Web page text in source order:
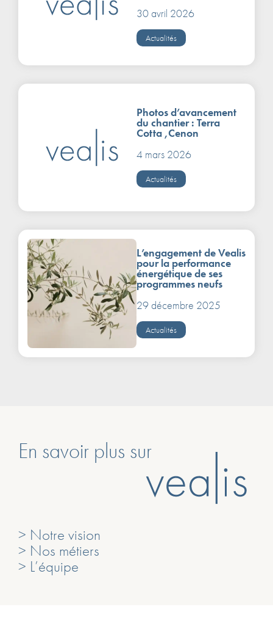
30 avril 2026
Actualités
Photos d’avancement
du chantier : Terra
Cotta ,Cenon
4 mars 2026
Actualités
L’engagement de Vealis
pour la performance
énergétique de ses
programmes neufs
29 décembre 2025
Actualités
En savoir plus sur
> Notre vision
> Nos métiers
> L’équipe